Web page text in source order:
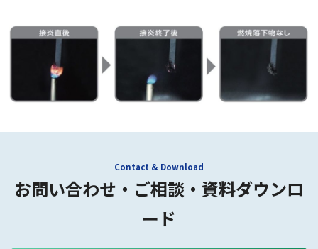
お問い合わせ・ご相談・資料ダウンロ
ード